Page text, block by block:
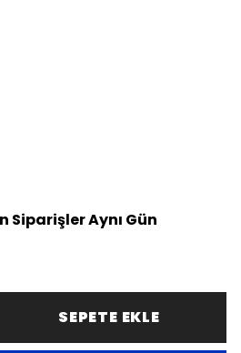
Siparişler Aynı Gün
SEPETE EKLE